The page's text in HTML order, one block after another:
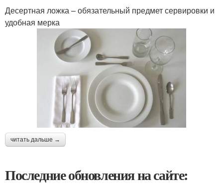
Десертная ложка – обязательный предмет сервировки и
удобная мерка
читать дальше →
Последние обновления на сайте: